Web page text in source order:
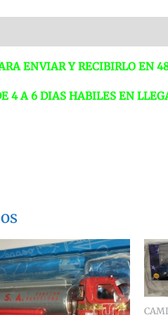
ENVIAR Y RECIBIRLO EN
4 A 6 DIAS HABILES EN